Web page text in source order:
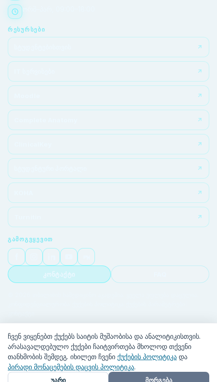
ᲠᲔᲡᲣᲠᲡᲔᲑᲘ
ᲒᲐᲛᲝᲒᲕᲧᲔᲕᲘᲗ
კონტაქტი
ჩვენ ვიყენებთ ქუქებს საიტის მუშაობისა და ანალიტიკისთვის.
არასავალდებულო ქუქები ჩაიტვირთება მხოლოდ თქვენი
თანხმობის შემდეგ. იხილეთ ჩვენი ქუქების პოლიტიკა და
პირადი მონაცემების დაცვის პოლიტიკა.
უარი მორგება